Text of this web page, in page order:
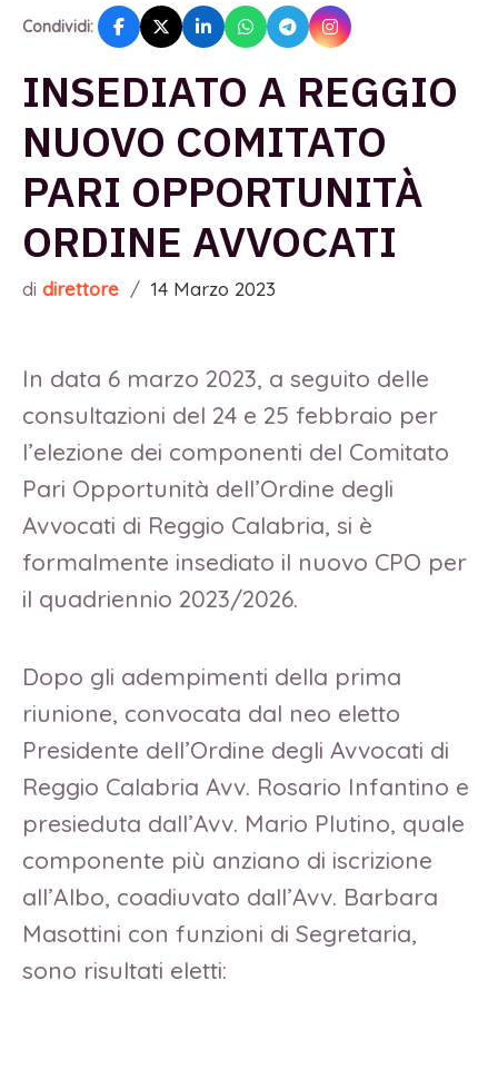
Condividi:
INSEDIATO A REGGIO
NUOVO COMITATO
PARI OPPORTUNITÀ
ORDINE AVVOCATI
di direttore / 14 Marzo 2023
In data 6 marzo 2023, a seguito delle
consultazioni del 24 e 25 febbraio per
l’elezione dei componenti del Comitato
Pari Opportunità dell’Ordine degli
Avvocati di Reggio Calabria, si è
formalmente insediato il nuovo CPO per
il quadriennio 2023/2026.
Dopo gli adempimenti della prima
riunione, convocata dal neo eletto
Presidente dell’Ordine degli Avvocati di
Reggio Calabria Avv. Rosario Infantino e
presieduta dall’Avv. Mario Plutino, quale
componente più anziano di iscrizione
all’Albo, coadiuvato dall’Avv. Barbara
Masottini con funzioni di Segretaria,
sono risultati eletti: